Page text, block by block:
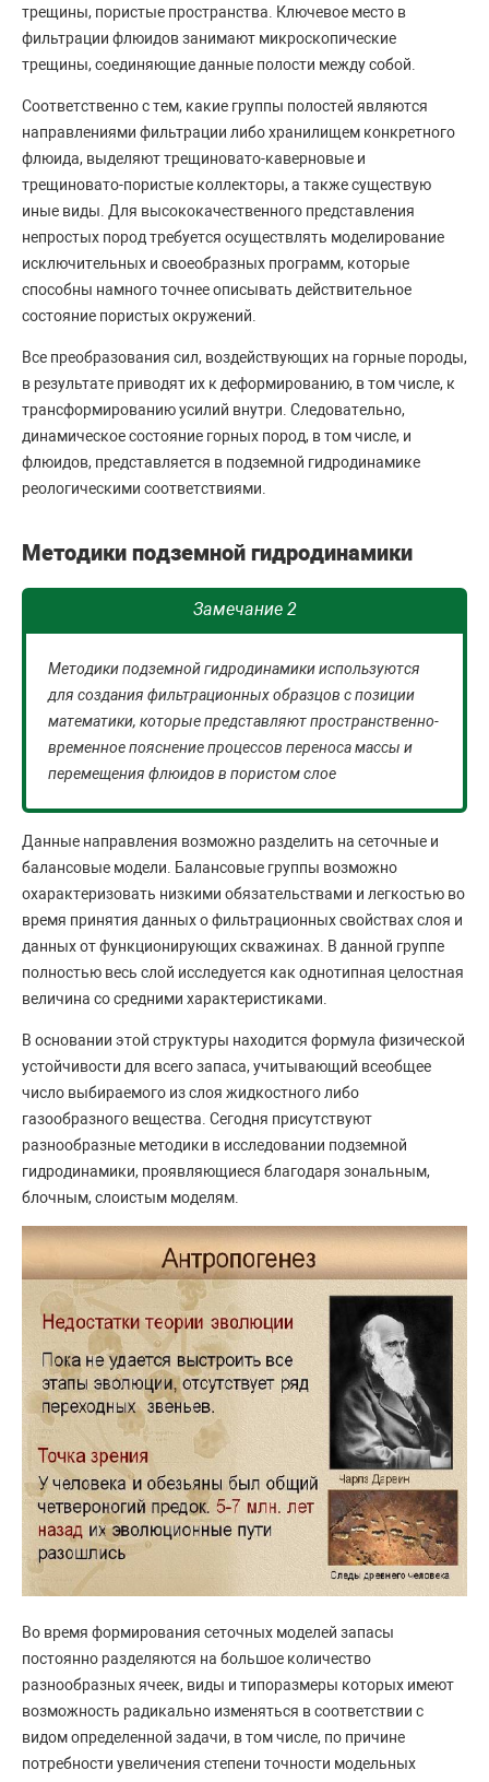
трещины, пористые пространства. Ключевое место в
фильтрации флюидов занимают микроскопические
трещины, соединяющие данные полости между собой.
Соответственно с тем, какие группы полостей являются
направлениями фильтрации либо хранилищем конкретного
флюида, выделяют трещиновато-каверновые и
трещиновато-пористые коллекторы, а также существую
иные виды. Для высококачественного представления
непростых пород требуется осуществлять моделирование
исключительных и своеобразных программ, которые
способны намного точнее описывать действительное
состояние пористых окружений.
Все преобразования сил, воздействующих на горные породы,
в результате приводят их к деформированию, в том числе, к
трансформированию усилий внутри. Следовательно,
динамическое состояние горных пород, в том числе, и
флюидов, представляется в подземной гидродинамике
реологическими соответствиями.
Методики подземной гидродинамики
Замечание 2
Методики подземной гидродинамики используются
для создания фильтрационных образцов с позиции
математики, которые представляют пространственно-
временное пояснение процессов переноса массы и
перемещения флюидов в пористом слое
Данные направления возможно разделить на сеточные и
балансовые модели. Балансовые группы возможно
охарактеризовать низкими обязательствами и легкостью во
время принятия данных о фильтрационных свойствах слоя и
данных от функционирующих скважинах. В данной группе
полностью весь слой исследуется как однотипная целостная
величина со средними характеристиками.
В основании этой структуры находится формула физической
устойчивости для всего запаса, учитывающий всеобщее
число выбираемого из слоя жидкостного либо
газообразного вещества. Сегодня присутствуют
разнообразные методики в исследовании подземной
гидродинамики, проявляющиеся благодаря зональным,
блочным, слоистым моделям.
Во время формирования сеточных моделей запасы
постоянно разделяются на большое количество
разнообразных ячеек, виды и типоразмеры которых имеют
возможность радикально изменяться в соответствии с
видом определенной задачи, в том числе, по причине
потребности увеличения степени точности модельных